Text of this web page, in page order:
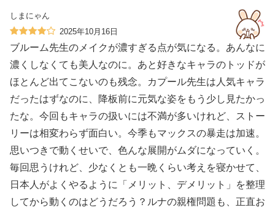
しまにゃん
2025年10月16日
ブルーム先生のメイクが濃すぎる点が気になる。あんなに
濃くしなくても美人なのに。あと好きなキャラのトッドが
ほとんど出てこないのも残念。カプール先生は人気キャラ
だったはずなのに、降板前に元気な姿をもう少し見たかっ
たな。今回もキャラの扱いには不満が多いけれど、ストー
リーは相変わらず面白い。今季もマックスの暴走は加速。
思いつきで動くせいで、色んな展開がムダになっていく。
毎回思うけれど、少なくとも一晩くらい考えを寝かせて、
日本人がよくやるように「メリット、デメリット」を整理
してから動くのはどうだろう？ルナの親権問題も、正直お